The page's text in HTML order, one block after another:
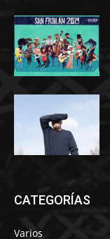
CATEGORÍAS
Varios